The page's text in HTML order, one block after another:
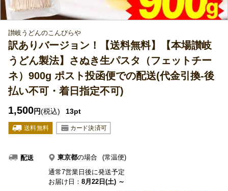
讃岐うどんのこんぴらや
訳ありバージョン！【送料無料】【本場讃岐
うどん製法】さぬき生パスタ（フェットチー
ネ）900g ポスト投函便での配送(代金引換-後
払い不可・着日指定不可)
1,500円(税込) 13pt
配送 東京都の場合
(常温便)
通常7営業日後に発送予定
お届け日： 8月22日(土) ～